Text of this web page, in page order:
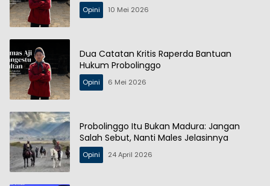
Opini 10 Mei 2026
Dua Catatan Kritis Raperda Bantuan
Hukum Probolinggo
Opini 6 Mei 2026
Probolinggo Itu Bukan Madura: Jangan
Salah Sebut, Nanti Males Jelasinnya
Opini 24 April 2026